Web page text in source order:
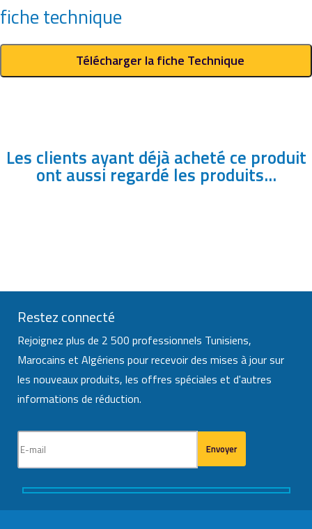
fiche technique
Télécharger la fiche Technique
Les clients ayant déjà acheté ce produit
ont aussi regardé les produits...
Restez connecté
Rejoignez plus de 2 500 professionnels Tunisiens,
Marocains et Algériens pour recevoir des mises à jour sur
les nouveaux produits, les offres spéciales et d'autres
informations de réduction.